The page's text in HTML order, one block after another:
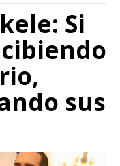
Si
sus